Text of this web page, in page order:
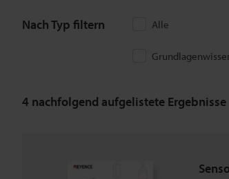
Nach Typ filtern Alle
4 nachfolgend aufgelistete Ergebnisse